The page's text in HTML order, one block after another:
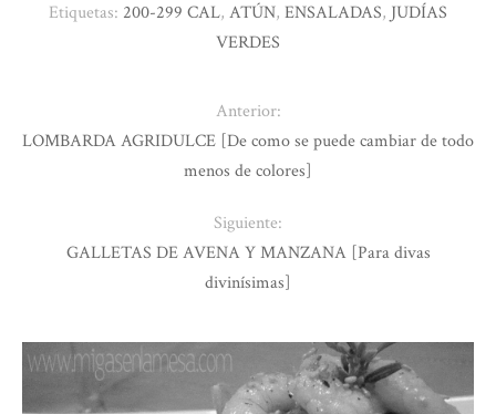
Etiquetas: 200-299 CAL, ATÚN, ENSALADAS, JUDÍAS
VERDES
Anterior:
LOMBARDA AGRIDULCE [De como se puede cambiar de todo
menos de colores]
Siguiente:
GALLETAS DE AVENA Y MANZANA [Para divas
divinísimas]